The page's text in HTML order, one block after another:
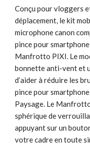
Conçu pour vloggers
déplacement, le kit
microphone canon
pince pour
Manfrotto PIXI. Le
bonnette anti-vent et
d’aider à réduire les
pince pour
Paysage. Le
sphérique de
appuyant sur un
votre cadre en toute